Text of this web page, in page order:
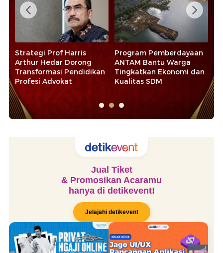
Strategi Prof Harris
Arthur Hedar Dorong
Transformasi Pendidikan
Profesi Advokat
Program Pemberdayaan
ANTAM Bantu Warga
Tingkatkan Ekonomi dan
Kualitas SDM